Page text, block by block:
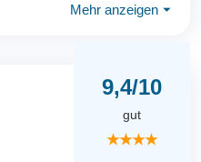
Mehr anzeigen ⏷
9,4/10
gut
★★★★